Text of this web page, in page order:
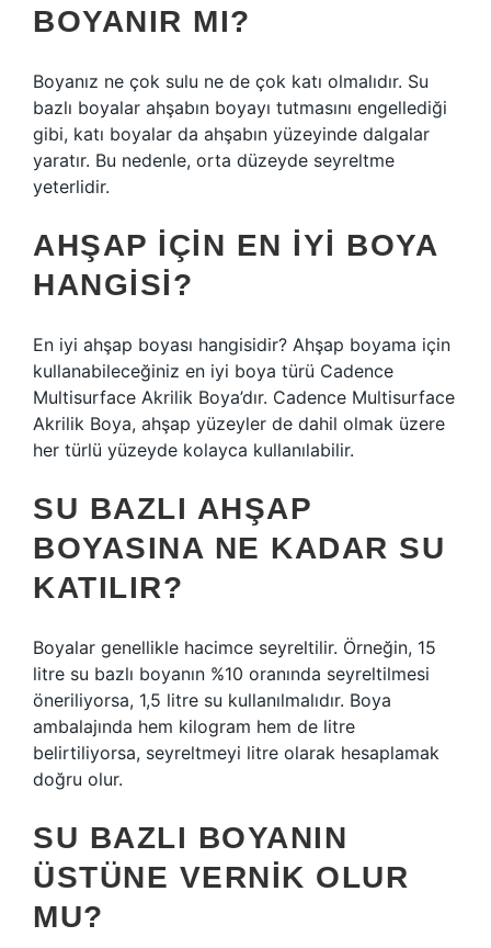
BOYANIR MI?
Boyanız ne çok sulu ne de çok katı olmalıdır. Su
bazlı boyalar ahşabın boyayı tutmasını engellediği
gibi, katı boyalar da ahşabın yüzeyinde dalgalar
yaratır. Bu nedenle, orta düzeyde seyreltme
yeterlidir.
AHŞAP IÇIN EN IYI BOYA
HANGISI?
En iyi ahşap boyası hangisidir? Ahşap boyama için
kullanabileceğiniz en iyi boya türü Cadence
Multisurface Akrilik Boya’dır. Cadence Multisurface
Akrilik Boya, ahşap yüzeyler de dahil olmak üzere
her türlü yüzeyde kolayca kullanılabilir.
SU BAZLI AHŞAP
BOYASINA NE KADAR SU
KATILIR?
Boyalar genellikle hacimce seyreltilir. Örneğin, 15
litre su bazlı boyanın %10 oranında seyreltilmesi
öneriliyorsa, 1,5 litre su kullanılmalıdır. Boya
ambalajında ​​hem kilogram hem de litre
belirtiliyorsa, seyreltmeyi litre olarak hesaplamak
doğru olur.
SU BAZLI BOYANIN
ÜSTÜNE VERNIK OLUR
MU?